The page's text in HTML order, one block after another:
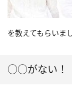
を教えてもらいま
○○がない！